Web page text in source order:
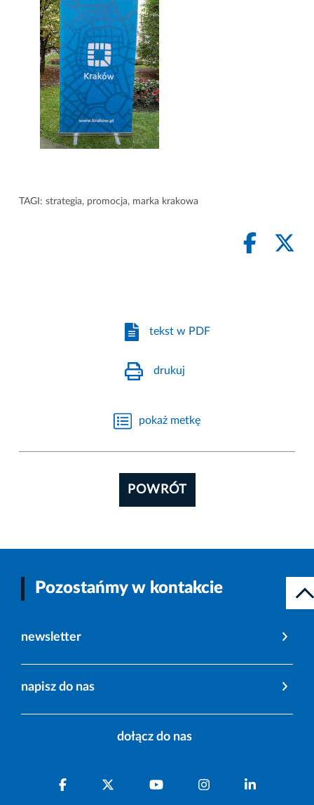
TAGI: strategia, promocja, marka krakowa
tekst w PDF
drukuj
pokaż metkę
POWRÓT
Pozostańmy w kontakcie
newsletter
napisz do nas
dołącz do nas